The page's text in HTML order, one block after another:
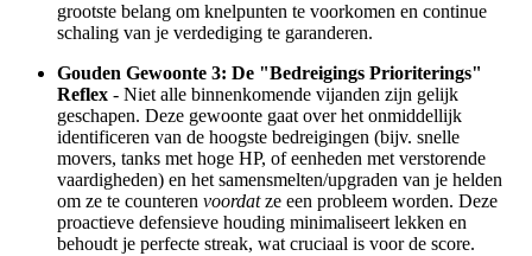
grootste belang om knelpunten te voorkomen en continue
schaling van je verdediging te garanderen.
Gouden Gewoonte 3: De "Bedreigings Prioriterings"
Reflex - Niet alle binnenkomende vijanden zijn gelijk
geschapen. Deze gewoonte gaat over het onmiddellijk
identificeren van de hoogste bedreigingen (bijv. snelle
movers, tanks met hoge HP, of eenheden met verstorende
vaardigheden) en het samensmelten/upgraden van je helden
om ze te counteren voordatze een probleem worden. Deze
proactieve defensieve houding minimaliseert lekken en
behoudt je perfecte streak, wat cruciaal is voor de score.